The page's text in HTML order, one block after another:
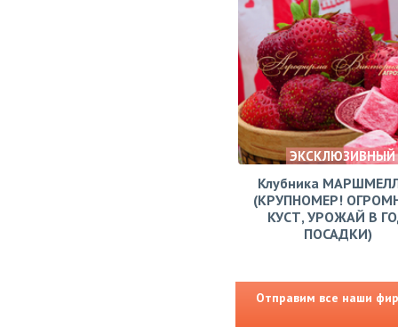
ЭКСКЛЮЗИВНЫЙ
Клубника
(КРУПНОМЕР!
КУСТ, УРОЖАЙ В
ПОСАДКИ)
Отправим все наши